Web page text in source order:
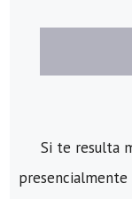
Si te resulta